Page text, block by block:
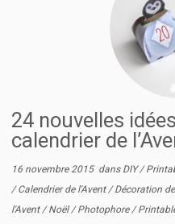
24 nouvelles
calendrier de
16 novembre 2015dans DIY/
/Calendrier de l'Avent /Décoration
l'Avent /Noël /Photophore /